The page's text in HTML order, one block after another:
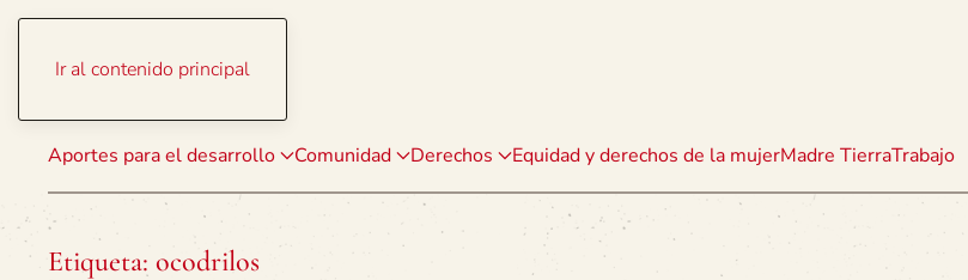
Ir al contenido principal
Aportes para el desarrollo Comunidad Derechos Equidad y derechos de la mujerMadre TierraTrabajo
Etiqueta: ocodrilos